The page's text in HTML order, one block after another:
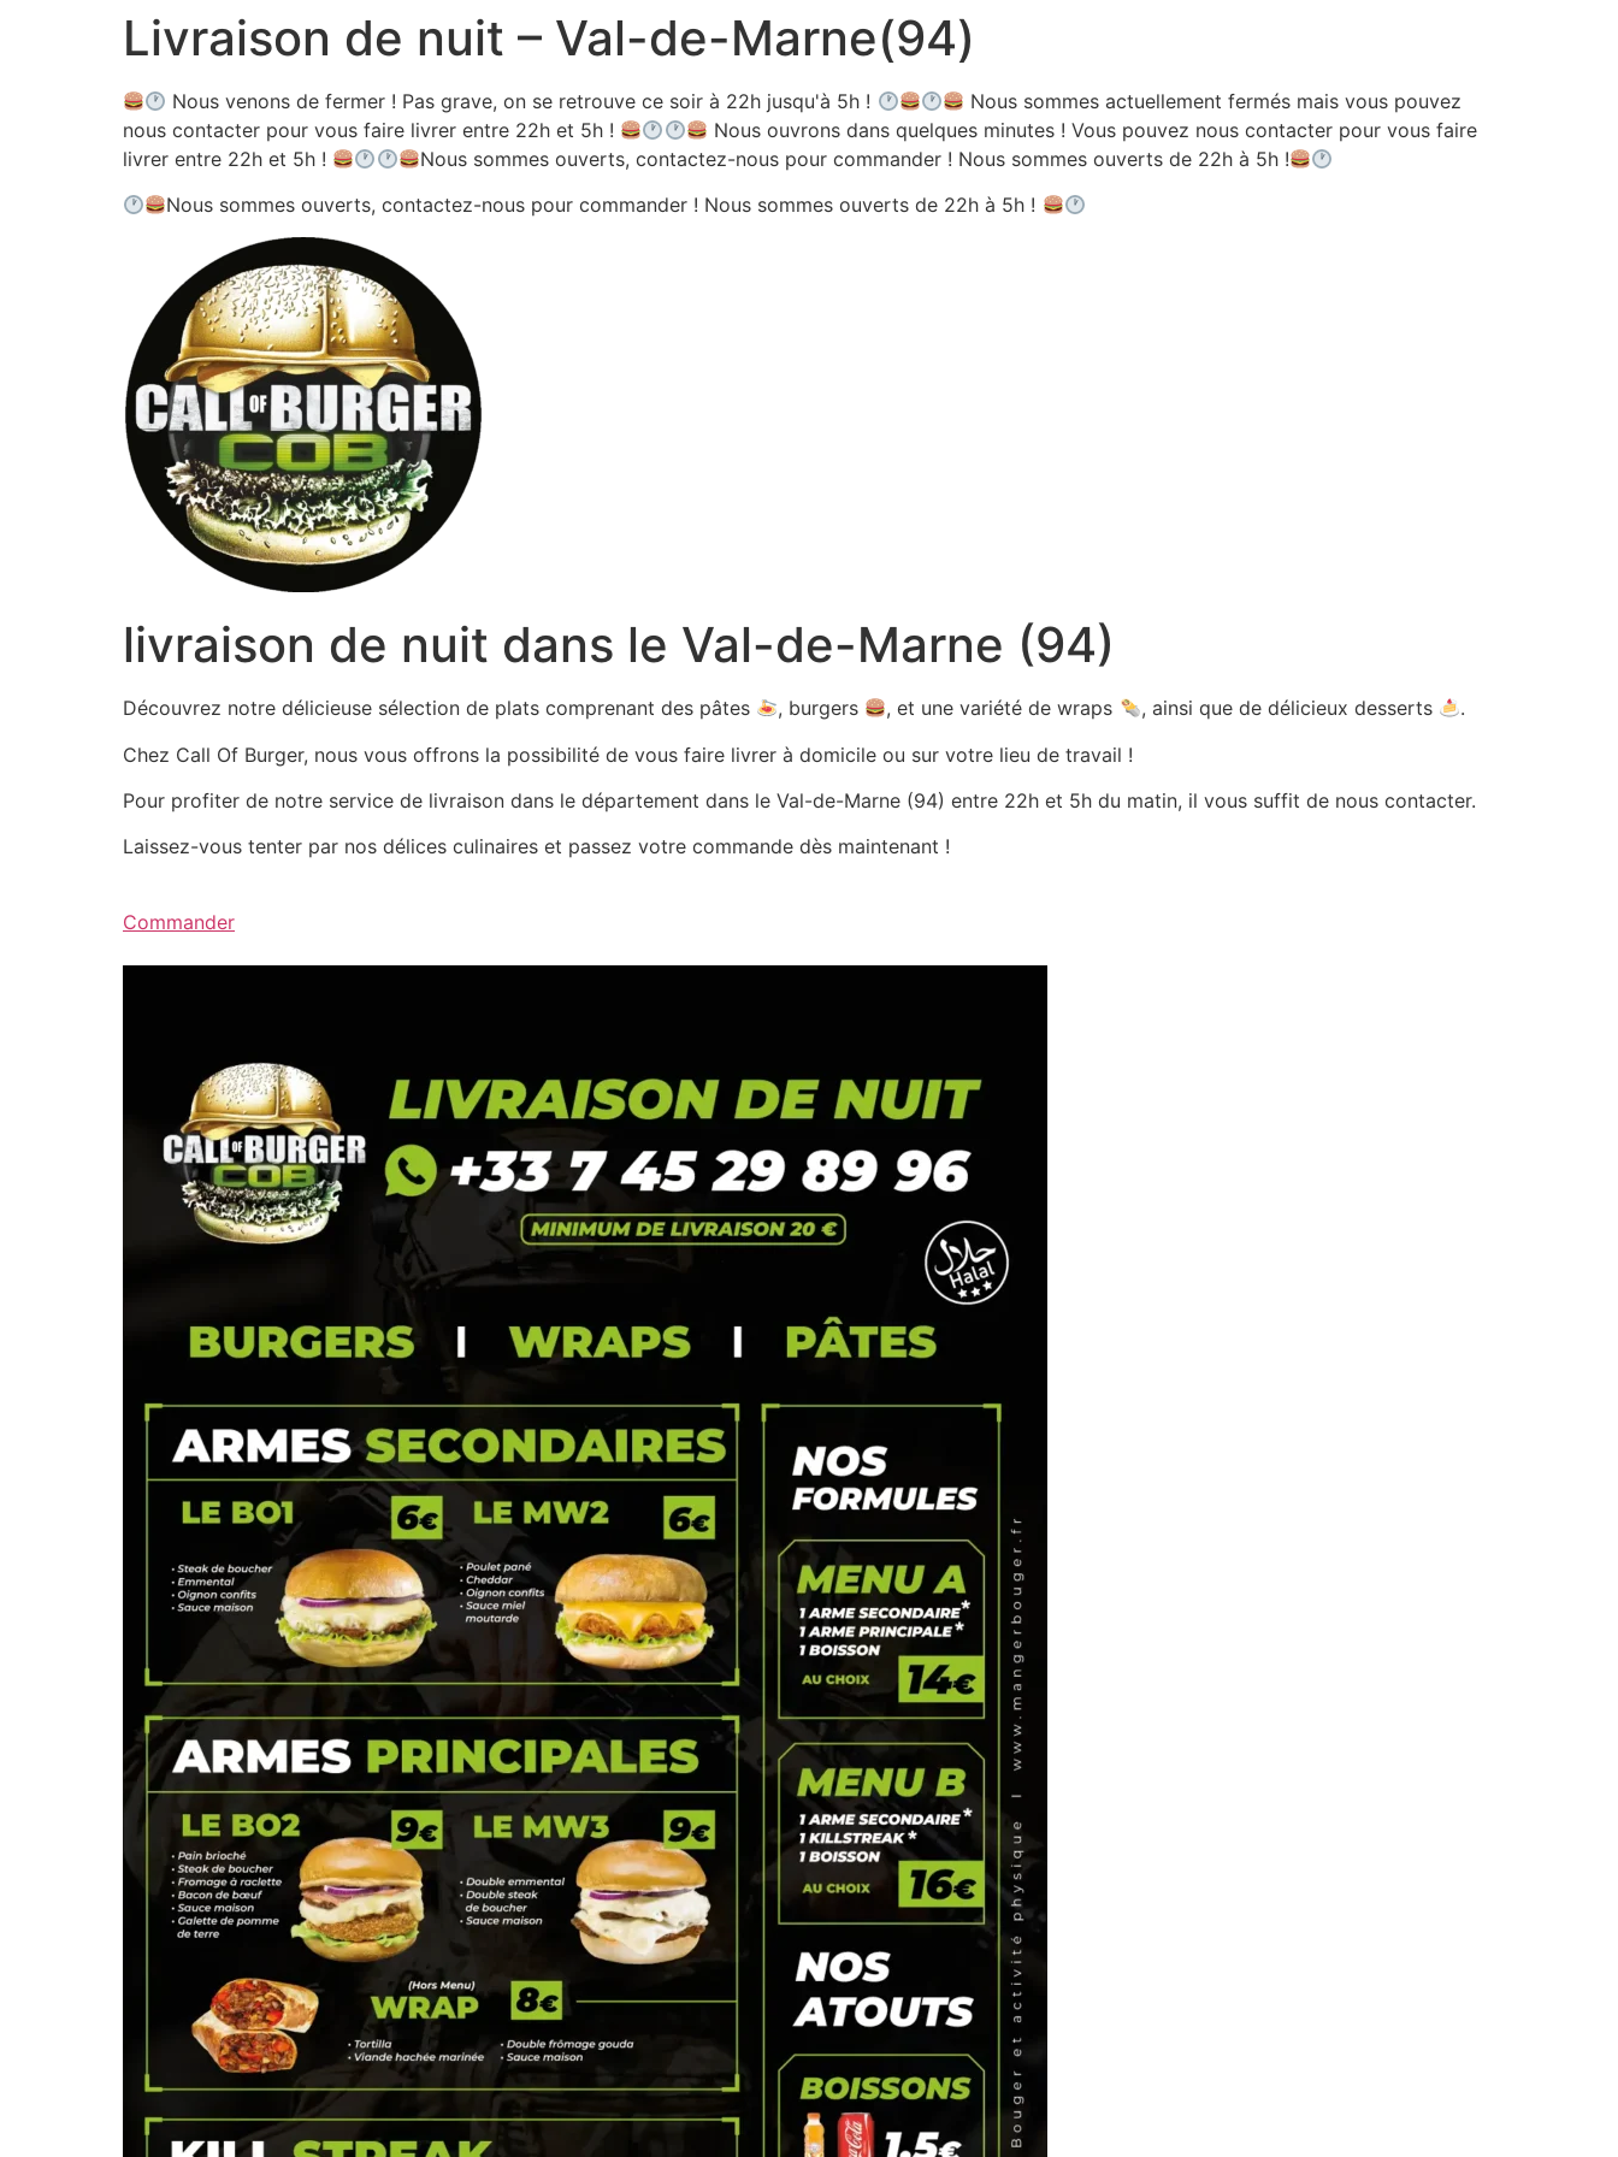
Livraison de nuit – Val-de-Marne(94)
Nous venons de fermer ! Pas grave, on se retrouve ce soir à 22h jusqu'à 5h !
Nous sommes actuellement fermés mais vous pouvez
nous contacter pour vous faire livrer entre 22h et 5h !
Nous ouvrons dans quelques minutes ! Vous pouvez nous contacter pour vous faire
livrer entre 22h et 5h !
Nous sommes ouverts, contactez-nous pour commander ! Nous sommes ouverts de 22h à 5h !
Nous sommes ouverts, contactez-nous pour commander ! Nous sommes ouverts de 22h à 5h !
livraison de nuit dans le Val-de-Marne (94)
Découvrez notre délicieuse sélection de plats comprenant des pâtes , burgers , et une variété de wraps , ainsi que de délicieux desserts
.
Chez Call Of Burger, nous vous offrons la possibilité de vous faire livrer à domicile ou sur votre lieu de travail !
Pour profiter de notre service de livraison dans le département dans le Val-de-Marne (94) entre 22h et 5h du matin, il vous suffit de nous contacter.
Laissez-vous tenter par nos délices culinaires et passez votre commande dès maintenant !
Commander